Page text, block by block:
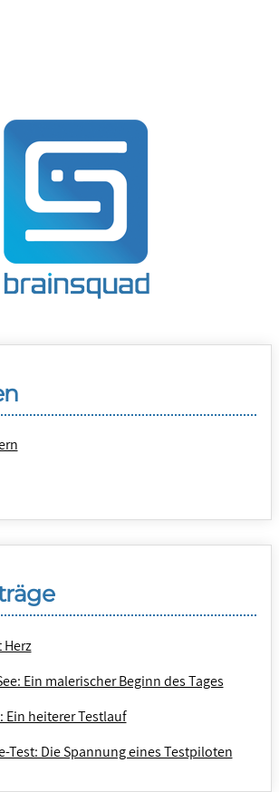
Herz
Ein malerischer Beginn des Tages
Ein heiterer Testlauf
Test: Die Spannung eines Testpiloten